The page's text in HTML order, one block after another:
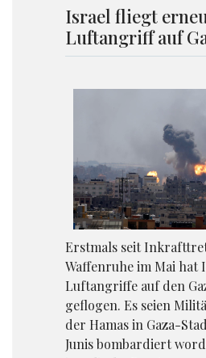
Israel fliegt
Luftangriff auf
Erstmals seit
Waffenruhe im Mai hat
Luftangriffe auf den
geflogen. Es seien
der Hamas in Gaza-
Junis bombardiert